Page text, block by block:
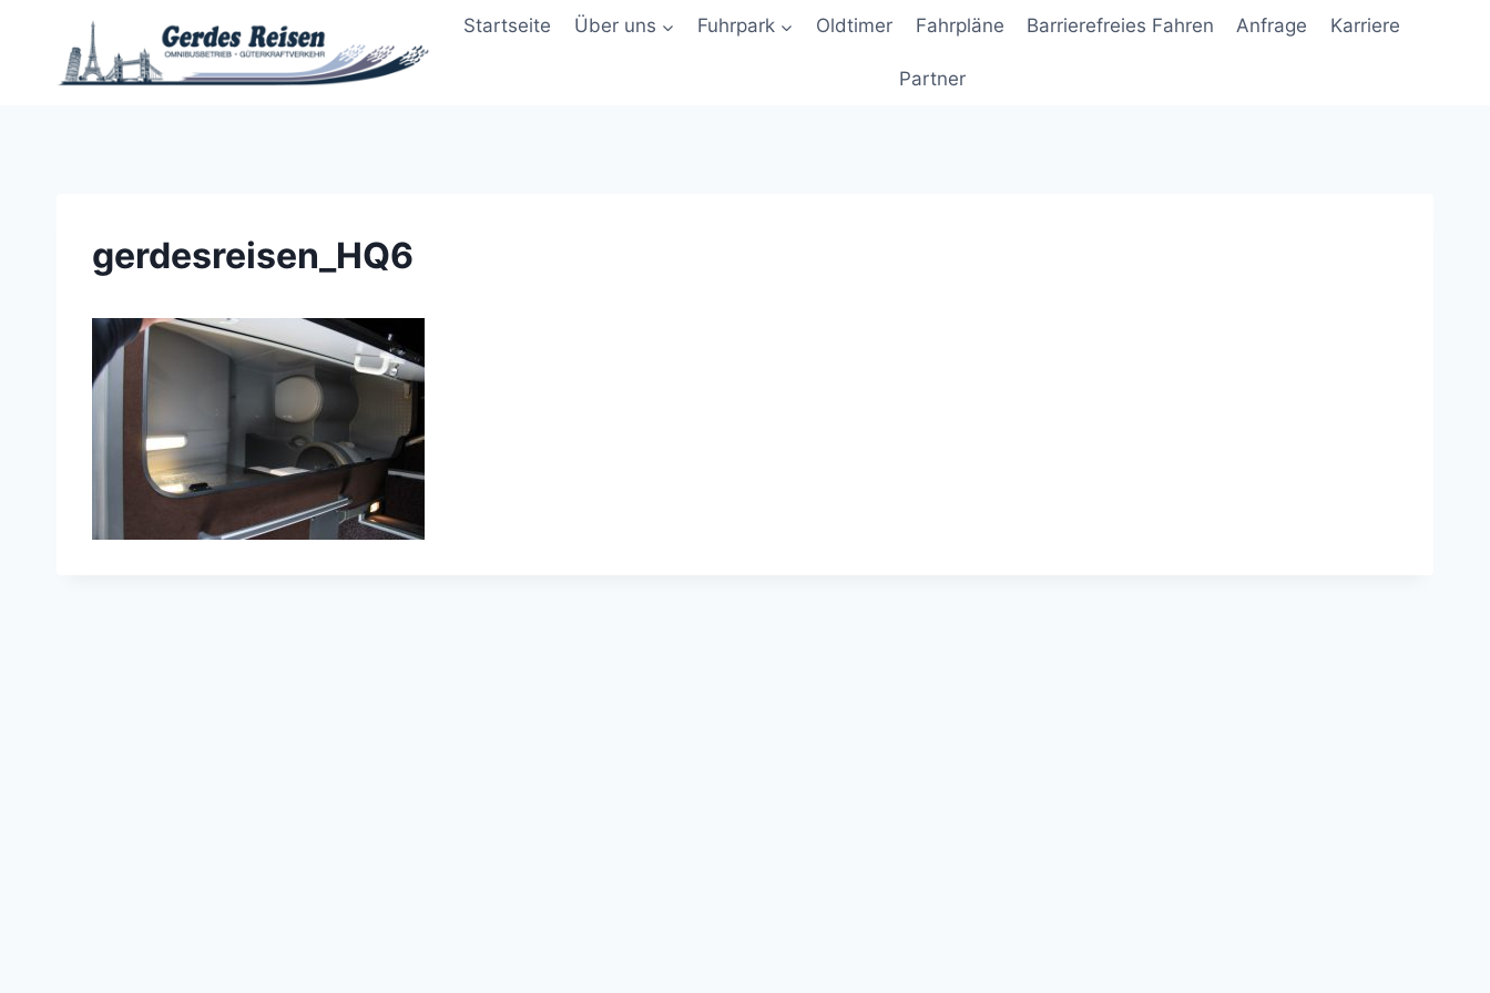
springen
Startseite Über uns Fuhrpark Oldtimer Fahrpläne Barrierefreies Fahren Anfrage Karriere
Partner
gerdesreisen_HQ6